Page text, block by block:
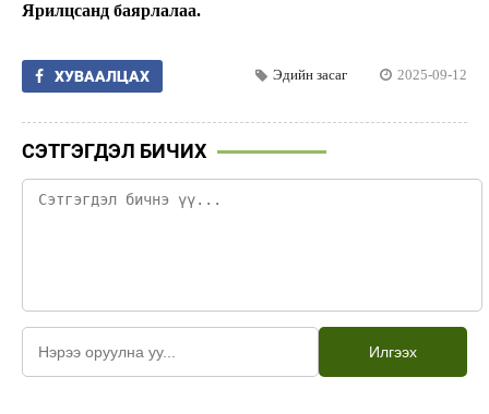
Ярилцсанд баярлалаа.
ХУВААЛЦАХ Эдийн засаг 2025-09-12
СЭТГЭГДЭЛ БИЧИХ
Илгээх